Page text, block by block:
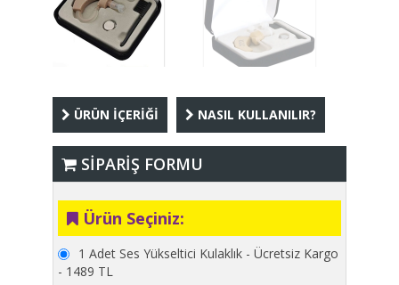
ÜRÜN İÇERİĞİ NASIL KULLANILIR?
SİPARİŞ FORMU
Ürün Seçiniz:
1 Adet Ses Yükseltici Kulaklık - Ücretsiz Kargo
- 1489 TL